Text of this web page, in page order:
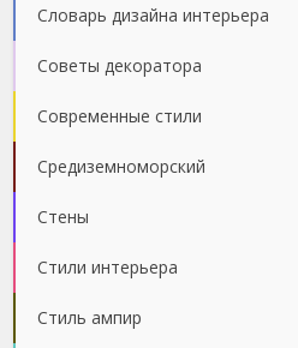
Словарь дизайна интерьера
Советы декоратора
Современные стили
Средиземноморский
Стены
Стили интерьера
Стиль ампир